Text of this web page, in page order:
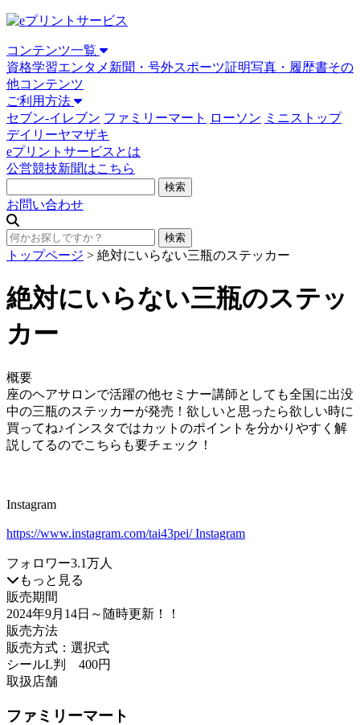
コンテンツ一覧
資格学習エンタメ 新聞・号外スポーツ証明写真・履歴書その
他コンテンツ
ご利用方法
セブン-イレブン ファミリーマート ローソン ミニストップ
デイリーヤマザキ
eプリントサービスとは
公営競技新聞はこちら
お問い合わせ
トップページ > 絶対にいらない三瓶のステッカー
絶対にいらない三瓶のステッ
カー
概要
座のヘアサロンで活躍の他セミナー講師としても全国に出没
中の三瓶のステッカーが発売！欲しいと思ったら欲しい時に
買ってね♪インスタではカットのポイントを分かりやすく解
説してるのでこちらも要チェック！
Instagram
https://www.instagram.com/tai43pei/ Instagram
フォロワー3.1万人
もっと見る
販売期間
2024年9月14日 ～随時更新！！
販売方法
販売方式：選択式
シールL判 400円
取扱店舗
ファミリーマート